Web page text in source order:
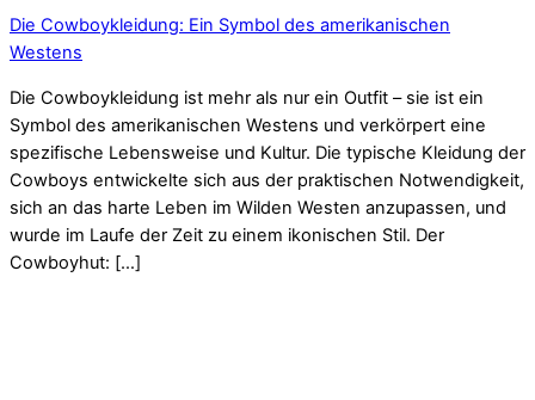
Die Cowboykleidung: Ein Symbol des amerikanischen
Westens
Die Cowboykleidung ist mehr als nur ein Outfit – sie ist ein
Symbol des amerikanischen Westens und verkörpert eine
spezifische Lebensweise und Kultur. Die typische Kleidung der
Cowboys entwickelte sich aus der praktischen Notwendigkeit,
sich an das harte Leben im Wilden Westen anzupassen, und
wurde im Laufe der Zeit zu einem ikonischen Stil. Der
Cowboyhut: […]